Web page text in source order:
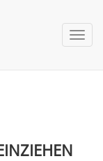
nav